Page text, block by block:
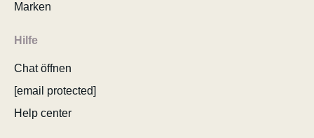
Marken
Hilfe
Chat öffnen
[email protected]
Help center